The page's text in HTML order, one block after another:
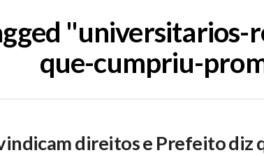
que-cumpriu-
direitos e Prefeito diz